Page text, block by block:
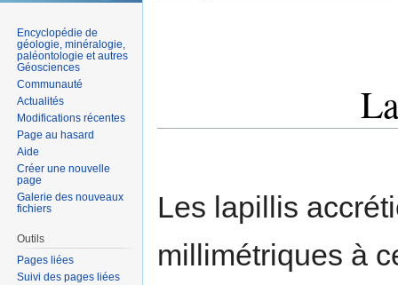
Les lapillis
millimétriques à
Encyclopédie de
géologie, minéralogie,
paléontologie et autres
Géosciences
Communauté
Actualités
Modifications récentes
Page au hasard
Aide
Créer une nouvelle
page
Galerie des nouveaux
fichiers
Outils
Pages liées
Suivi des pages liées